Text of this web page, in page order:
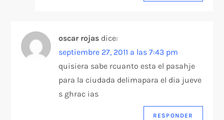
oscar rojas dice:
septiembre 27, 2011 a las 7:43 pm
quisiera sabe rcuanto esta el pasahje
para la ciudada delimapara el dia jueve
s ghrac ias
RESPONDER